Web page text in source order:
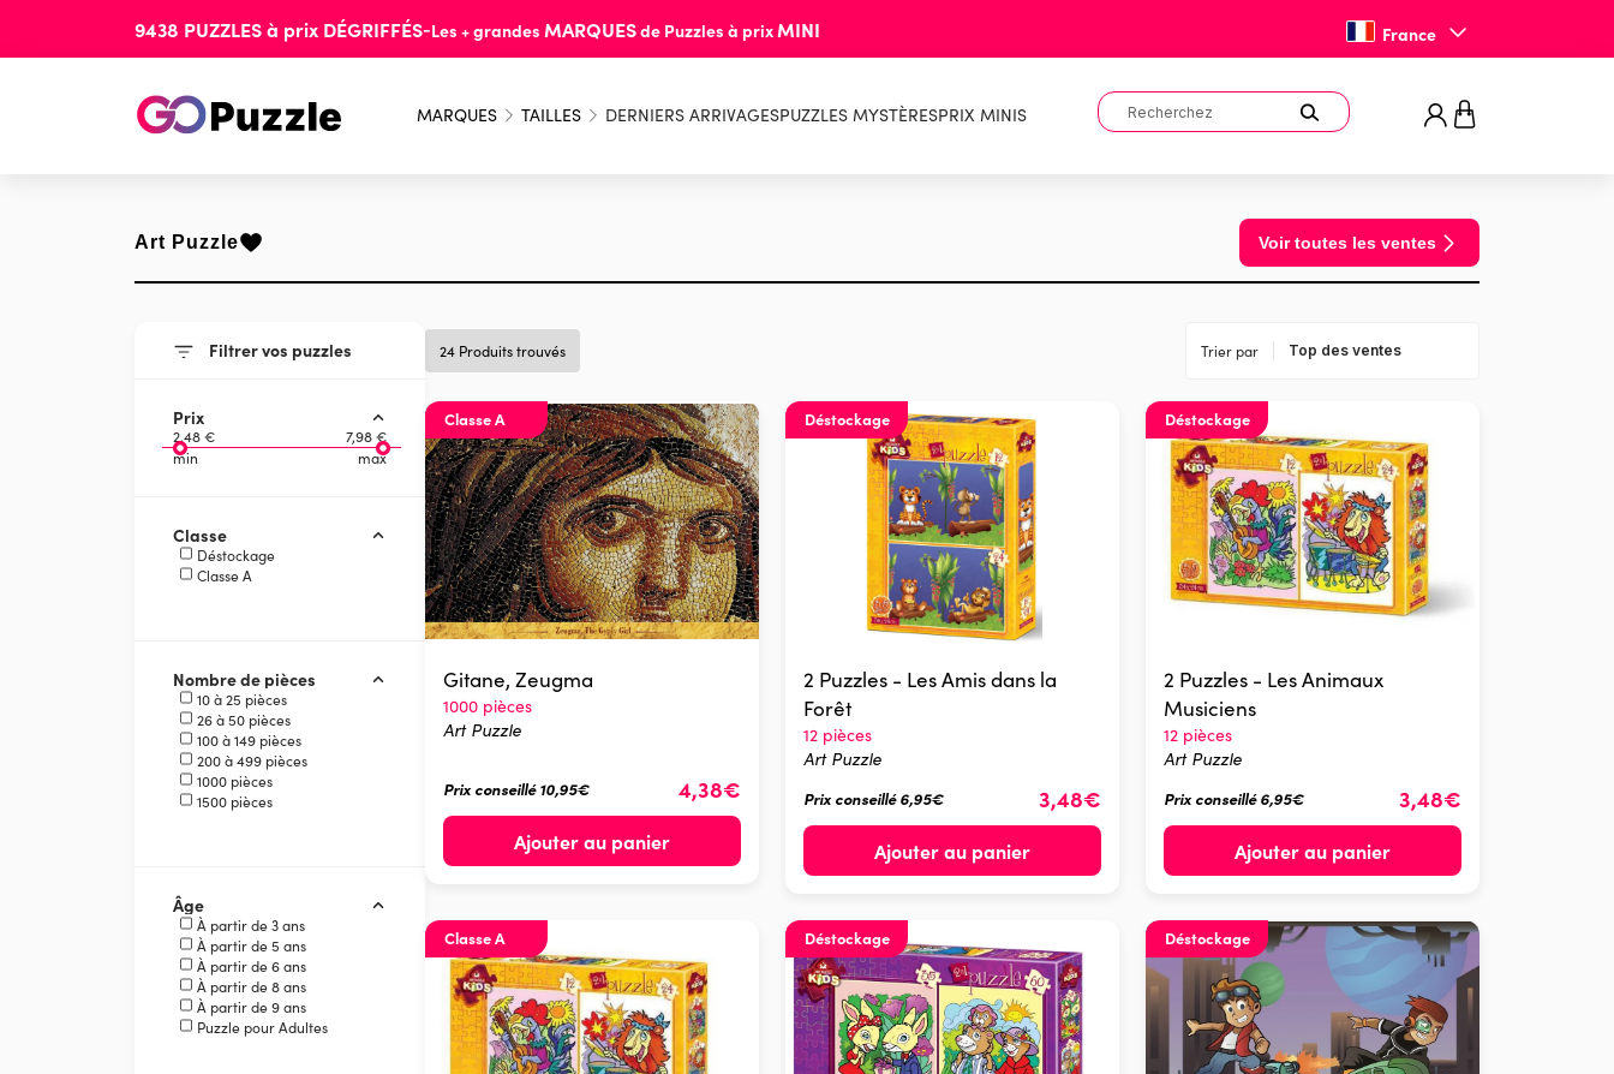
9438 PUZZLESà prix DÉGRIFFÉS-Les + grandes MARQUESde Puzzles à prix MINI France
MARQUES TAILLES DERNIERS ARRIVAGESPUZZLES MYSTÈRESPRIX MINIS
Art Puzzle Voir toutes les ventes
24 Produits trouvés Trier par
Classe A
Gitane, Zeugma
1000 pièces
Art Puzzle
Prix conseillé 10,95€ 4,38€
Ajouter au panier
Déstockage
2 Puzzles - Les Amis dans la
Forêt
12 pièces
Art Puzzle
Prix conseillé 6,95€ 3,48€
Ajouter au panier
Déstockage
2 Puzzles - Les Animaux
Musiciens
12 pièces
Art Puzzle
Prix conseillé 6,95€ 3,48€
Ajouter au panier
Classe A Déstockage Déstockage
Filtrer vos puzzles
Prix
2,48 €
7,98 €
min
max
Classe
Déstockage
Classe A
Nombre de pièces
10 à 25 pièces
26 à 50 pièces
100 à 149 pièces
200 à 499 pièces
1000 pièces
1500 pièces
Âge
À partir de 3 ans
À partir de 5 ans
À partir de 6 ans
À partir de 8 ans
À partir de 9 ans
Puzzle pour Adultes